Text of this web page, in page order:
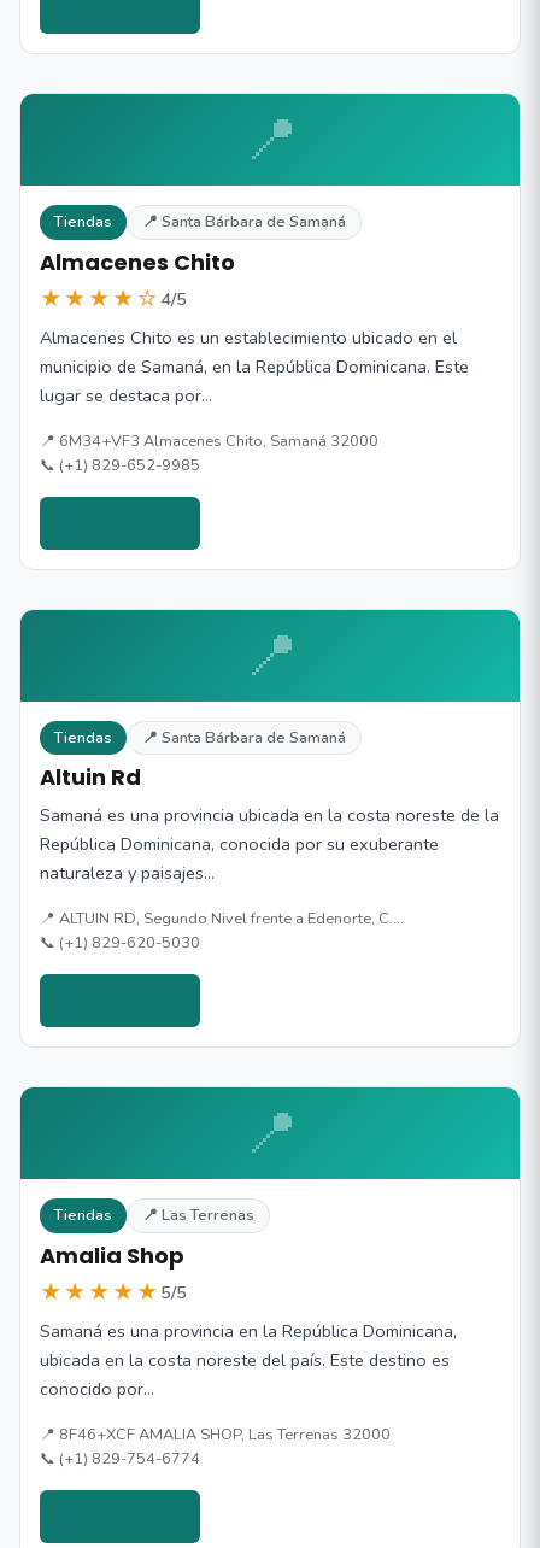
📍
Tiendas 📍 Santa Bárbara de Samaná
Almacenes Chito
★★★★☆ 4/5
Almacenes Chito es un establecimiento ubicado en el
municipio de Samaná, en la República Dominicana. Este
lugar se destaca por…
📍 6M34+VF3 Almacenes Chito, Samaná 32000
📞 (+1) 829-652-9985
📍
Tiendas 📍 Santa Bárbara de Samaná
Altuin Rd
Samaná es una provincia ubicada en la costa noreste de la
República Dominicana, conocida por su exuberante
naturaleza y paisajes…
📍 ALTUIN RD, Segundo Nivel frente a Edenorte, C.…
📞 (+1) 829-620-5030
📍
Tiendas 📍 Las Terrenas
Amalia Shop
★★★★★ 5/5
Samaná es una provincia en la República Dominicana,
ubicada en la costa noreste del país. Este destino es
conocido por…
📍 8F46+XCF AMALIA SHOP, Las Terrenas 32000
📞 (+1) 829-754-6774